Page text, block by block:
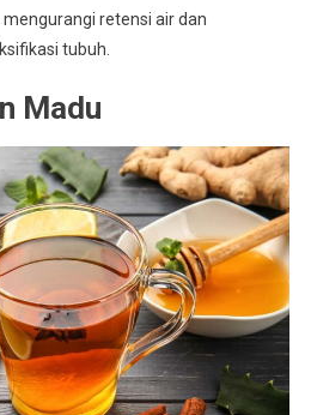
retensi air dan
tubuh.
Madu